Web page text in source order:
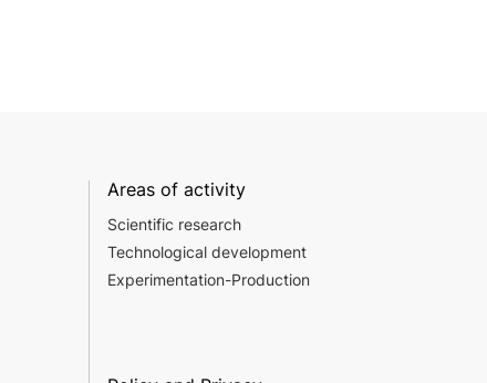
Areas of activity
Scientific research
Technological development
Experimentation-Production